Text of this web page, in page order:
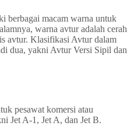
berbagai macam warna untuk
warna avtur adalah cerah
avtur. Klasifikasi Avtur dalam
dua, yakni Avtur Versi Sipil dan
pesawat komersi atau
Jet A-1, Jet A, dan Jet B.